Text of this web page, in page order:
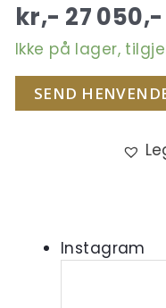
kr,- 27 050,-
Ikke på lager,
SEND
Instagram